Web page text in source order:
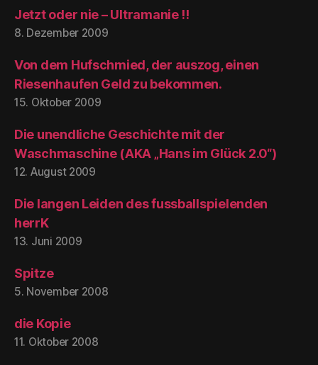
Jetzt oder nie – Ultramanie !!
8. Dezember 2009
Von dem Hufschmied, der auszog, einen
Riesenhaufen Geld zu bekommen.
15. Oktober 2009
Die unendliche Geschichte mit der
Waschmaschine (AKA „Hans im Glück 2.0“)
12. August 2009
Die langen Leiden des fussballspielenden
herrK
13. Juni 2009
Spitze
5. November 2008
die Kopie
11. Oktober 2008